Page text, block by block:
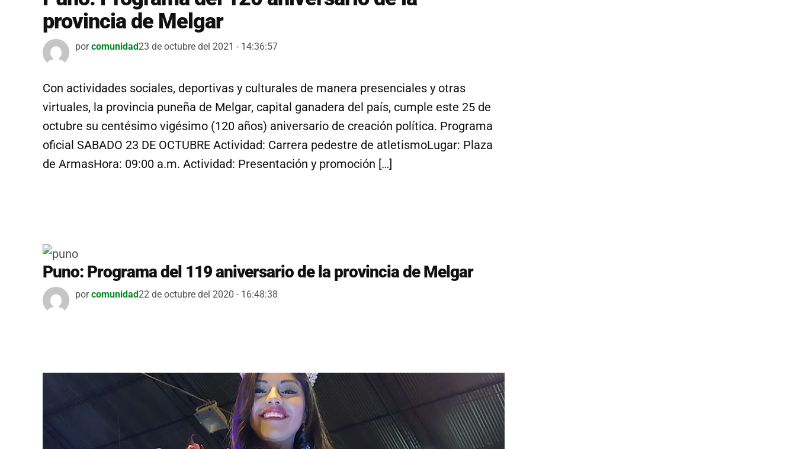
provincia de Melgar
por comunidad23 de octubre del 2021 - 14:36:57
Con actividades sociales, deportivas y culturales de manera presenciales y otras
virtuales, la provincia puneña de Melgar, capital ganadera del país, cumple este 25 de
octubre su centésimo vigésimo (120 años) aniversario de creación política. Programa
oficial SABADO 23 DE OCTUBRE Actividad: Carrera pedestre de atletismoLugar: Plaza
de ArmasHora: 09:00 a.m. Actividad: Presentación y promoción […]
Puno: Programa del 119 aniversario de la provincia de Melgar
por comunidad22 de octubre del 2020 - 16:48:38